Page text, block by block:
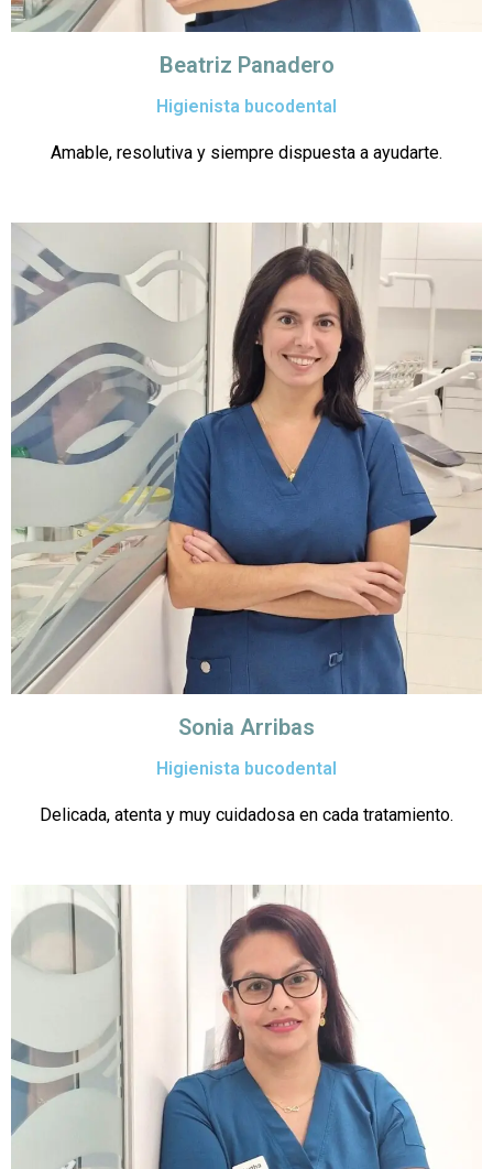
Beatriz Panadero
Higienista bucodental
Amable, resolutiva y siempre dispuesta a ayudarte.
Sonia Arribas
Higienista bucodental
Delicada, atenta y muy cuidadosa en cada tratamiento.